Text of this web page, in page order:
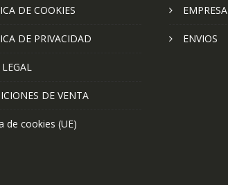
DE COOKIES
DE PRIVACIDAD
DE VENTA
de cookies (UE)
EMPRESA
ENVIOS